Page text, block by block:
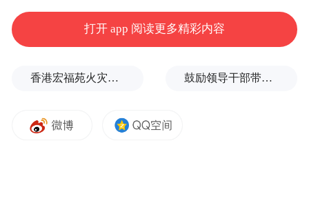
打开 app 阅读更多精彩内容
香港宏福苑火灾跨部门调查最终报告：大火或由烟头引起 鼓励领导干部带头休假之后又撤回文件，到底什么意思嘛？